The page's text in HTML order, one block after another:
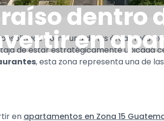
dentro
en
como una de las áreas más
de estar estratégicamente ubicada
, esta zona representa una de
en apartamentos en Zona 15